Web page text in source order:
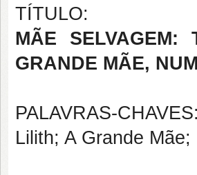
TÍTULO:
MÃE
GRANDE MÃE,
PALAVRAS-CHAVES:
Lilith; A Grande